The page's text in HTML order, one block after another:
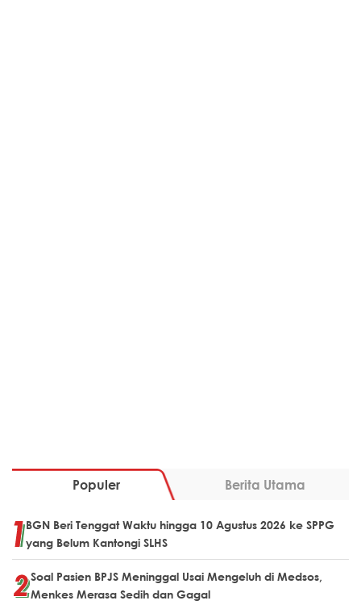
Populer Berita Utama
BGN Beri Tenggat Waktu hingga 10 Agustus 2026 ke SPPG
yang Belum Kantongi SLHS
Soal Pasien BPJS Meninggal Usai Mengeluh di Medsos,
Menkes Merasa Sedih dan Gagal